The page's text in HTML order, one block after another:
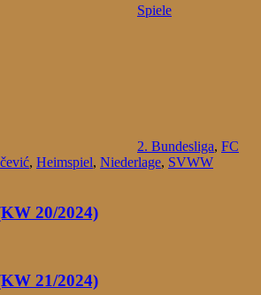
Spiele
2. Bundesliga, FC
, Heimspiel, Niederlage, SVWW
20/2024)
21/2024)